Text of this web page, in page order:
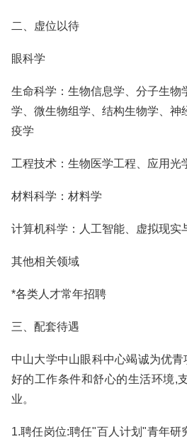
二、虚位以待
眼科学
生命科学：生物信息学、分子生物
学、微生物组学、结构生物学、神
疫学
工程技术：生物医学工程、应用光
材料科学：材料学
计算机科学：人工智能、虚拟现实
其他相关领域
*各类人才常年招聘
三、配套待遇
中山大学中山眼科中心竭诚为优
好的工作条件和舒心的生活环境,
业。
1.聘任岗位:聘任"百人计划"青年研